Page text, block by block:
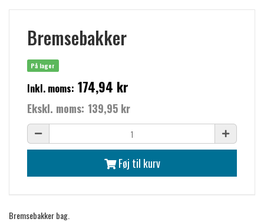
Bremsebakker
På lager
Inkl. moms: 174,94 kr
Ekskl. moms: 139,95 kr
Føj til kurv
Bremsebakker bag.